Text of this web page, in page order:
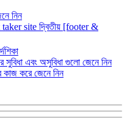
নিন
site দ্বিতীয় [footer &
এবং অসুবিধা গুলো জেনে নিন
করে জেনে নিন